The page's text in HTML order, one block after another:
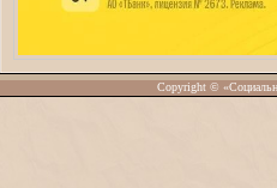
Copyright ©